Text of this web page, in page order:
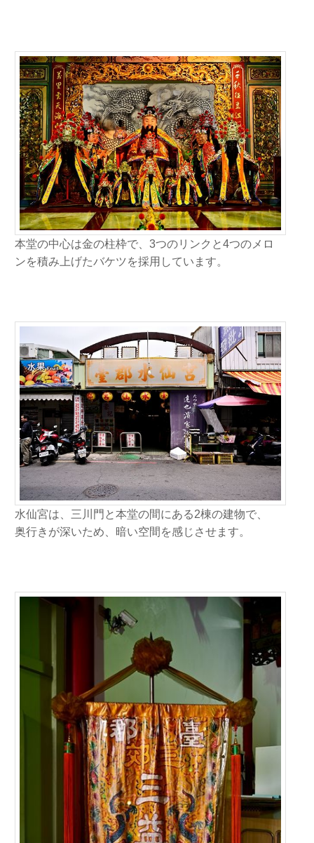
本堂の中心は金の柱枠で、3つのリンクと4つのメロ
ンを積み上げたバケツを採用しています。
水仙宮は、三川門と本堂の間にある2棟の建物で、
奥行きが深いため、暗い空間を感じさせます。